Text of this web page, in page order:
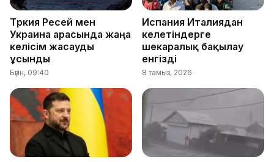
Түркия Ресей мен
Украина арасында жаңа
келісім жасауды
ұсынды
Бүгін, 09:40
Испания Италиядан
келетіндерге
шекаралық бақылау
енгізді
8 тамыз, 2026